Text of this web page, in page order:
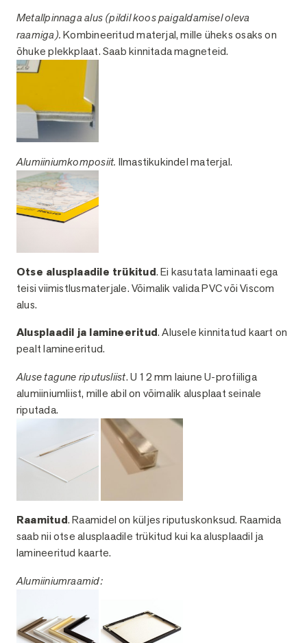
Metallpinnaga alus (pildil koos paigaldamisel oleva
raamiga).Kombineeritud materjal, mille üheks osaks on
õhuke plekkplaat. Saab kinnitada magneteid.
Alumiiniumkomposiit. Ilmastikukindel materjal.
Otse alusplaadile trükitud. Ei kasutata laminaati ega
teisi viimistlusmaterjale. Võimalik valida PVC või Viscom
alus.
Alusplaadil ja lamineeritud. Alusele kinnitatud kaart on
pealt lamineeritud.
Aluse tagune riputusliist. U 12 mm laiune U-profiiliga
alumiiniumliist, mille abil on võimalik alusplaat seinale
riputada.
Raamitud. Raamidel on küljes riputuskonksud. Raamida
saab nii otse alusplaadile trükitud kui ka alusplaadil ja
lamineeritud kaarte.
Alumiiniumraamid: